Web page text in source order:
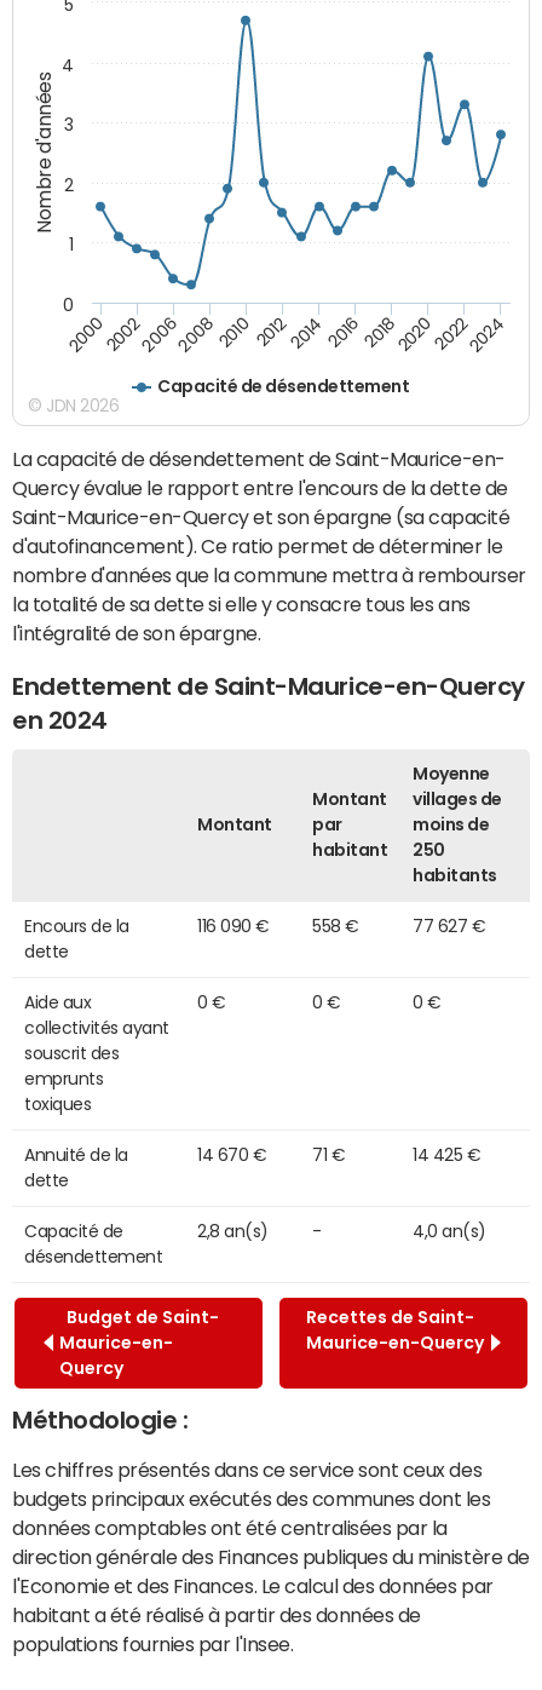
Nombre d'années
Capacité de désendettement
20002002200620082010 2012201420162018202020222024
0
1
2
3
4
5
© JDN 2026
La capacité de désendettement de Saint-Maurice-en-
Quercy évalue le rapport entre l'encours de la dette de
Saint-Maurice-en-Quercy et son épargne (sa capacité
d'autofinancement). Ce ratio permet de déterminer le
nombre d'années que la commune mettra à rembourser
la totalité de sa dette si elle y consacre tous les ans
l'intégralité de son épargne.
Endettement de Saint-Maurice-en-Quercy
en 2024
Montant
Montant
par
habitant
Moyenne
villages de
moins de
250
habitants
Encours de la
dette
116 090 € 558 € 77 627 €
Aide aux
collectivités ayant
souscrit des
emprunts
toxiques
0 € 0 € 0 €
Annuité de la
dette
14 670 € 71 € 14 425 €
Capacité de
désendettement
2,8 an(s) - 4,0 an(s)
Budget de Saint-
Maurice-en-
Quercy
Recettes de Saint-
Maurice-en-Quercy
Méthodologie :
Les chiffres présentés dans ce service sont ceux des
budgets principaux exécutés des communes dont les
données comptables ont été centralisées par la
direction générale des Finances publiques du ministère de
l'Economie et des Finances. Le calcul des données par
habitant a été réalisé à partir des données de
populations fournies par l'Insee.